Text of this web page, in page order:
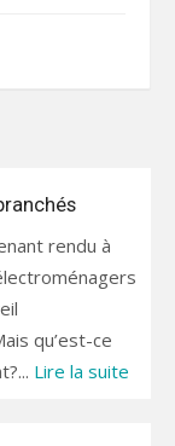
rendu à
qu’est-ce
Lire la suite